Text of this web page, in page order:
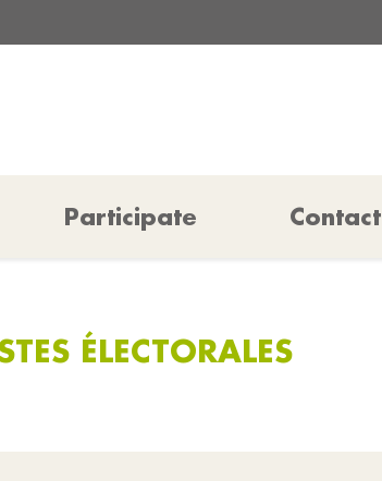
Participate Contact
ÉLECTORALES